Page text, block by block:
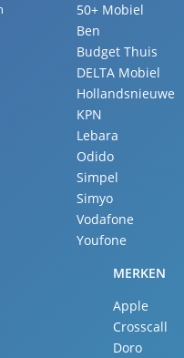
50+ Mobiel
Ben
Budget Thuis
DELTA Mobiel
Hollandsnieuwe
KPN
Lebara
Odido
Simpel
Simyo
Vodafone
Youfone
MERKEN
Apple
Crosscall
Doro